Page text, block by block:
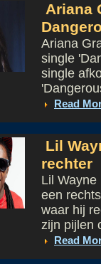
Ariana
Ariana
single
single
Read
Lil
rechter
Lil
een
waar hij
zijn pijlen
Read